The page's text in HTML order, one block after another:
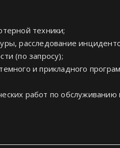
техники;
расследование
(по запросу);
и прикладного
работ по обслуживанию